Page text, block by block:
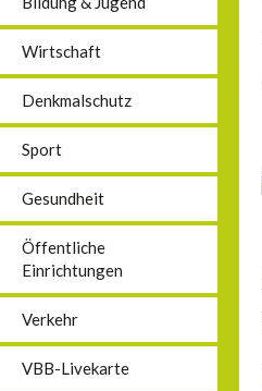
Wirtschaft
Denkmalschutz
Sport
Gesundheit
Öffentliche
Einrichtungen
Verkehr
VBB-Livekarte